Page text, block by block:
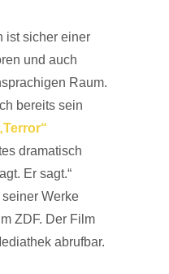
ist sicher einer
und auch
Raum.
bereits sein
dramatisch
Er sagt.“
Werke
ZDF. Der Film
abrufbar.